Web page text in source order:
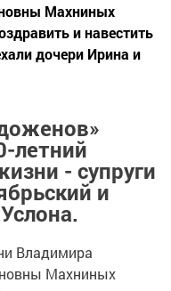
Махниных
и навестить
дочери Ирина и
летний
- супруги
и
Владимира
Махниных